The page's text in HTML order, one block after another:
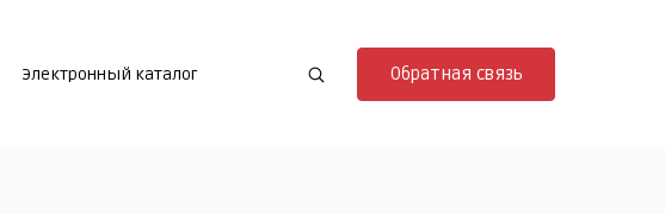
Электронный каталог Обратная связь